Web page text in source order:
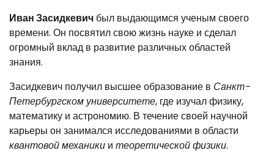
Иван Засидкевич был выдающимся ученым своего
времени. Он посвятил свою жизнь науке и сделал
огромный вклад в развитие различных областей
знания.
Засидкевич получил высшее образование в Санкт-
Петербургском университете, где изучал физику,
математику и астрономию. В течение своей научной
карьеры он занимался исследованиями в области
квантовой механики и теоретической физики.